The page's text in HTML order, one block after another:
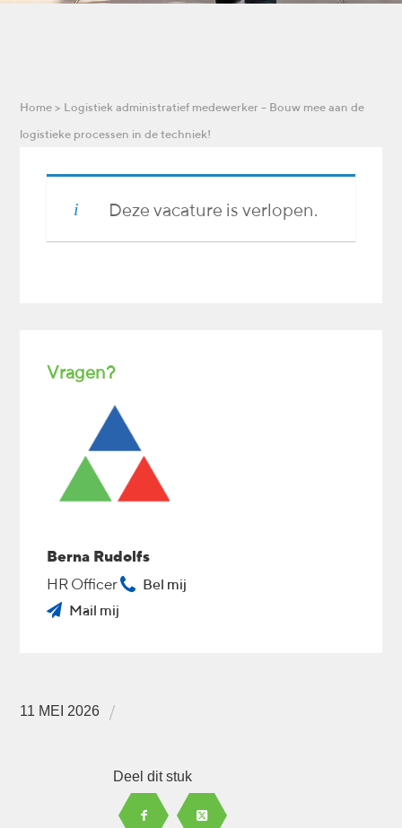
Home > Logistiek administratief medewerker – Bouw mee aan de
logistieke processen in de techniek!
Deze vacature is verlopen.
Vragen?
Berna Rudolfs
HR Officer
Bel mij
Mail mij
11 MEI 2026 /
Deel dit stuk